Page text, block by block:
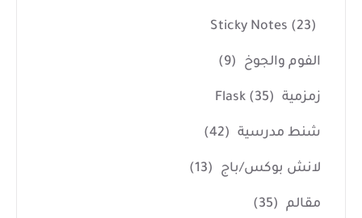
Sticky Notes (23)
الفوم والجوخ (9)
زمزمية Flask (35)
شنط مدرسية (42)
لانش بوكس/باج (13)
مقالم (35)